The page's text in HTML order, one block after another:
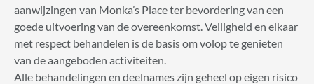
aanwijzingen van Monka’s Place ter bevordering van een
goede uitvoering van de overeenkomst. Veiligheid en elkaar
met respect behandelen is de basis om volop te genieten
van de aangeboden activiteiten.
Alle behandelingen en deelnames zijn geheel op eigen risico